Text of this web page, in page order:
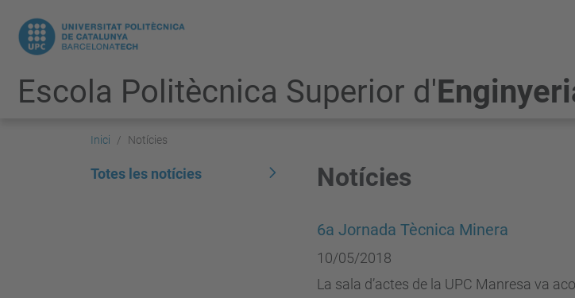
Escola Politècnica Superior d'
Inici Notícies
Notícies
6a Jornada Tècnica Minera
10/05/2018
La sala d’actes de la UPC Manresa va
Totes les notícies